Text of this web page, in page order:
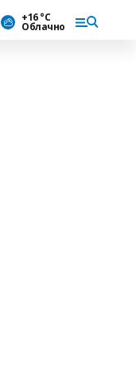
+16 °С
Облачно